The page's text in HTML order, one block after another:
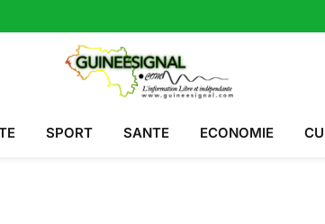
SPORT SANTE ECONOMIE